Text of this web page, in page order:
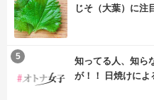
じそ（大葉）に注
知ってる人、知ら
が！！ 日焼けによ
5